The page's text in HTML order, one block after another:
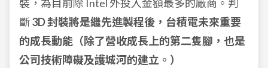
裝，為目前除 Intel 外投入金額最多的廠商。判
斷3D 封裝將是繼先進製程後，台積電未來重要
的成長動能（除了營收成長上的第二隻腳，也是
公司技術障礙及護城河的建立。）